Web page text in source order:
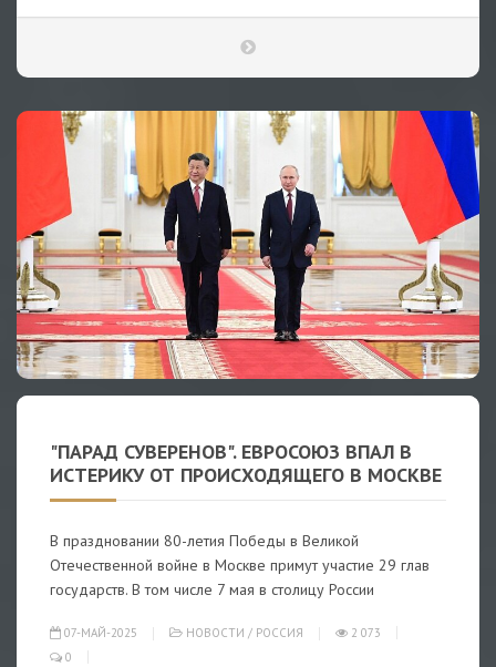
"ПАРАД СУВЕРЕНОВ". ЕВРОСОЮЗ ВПАЛ В
ИСТЕРИКУ ОТ ПРОИСХОДЯЩЕГО В МОСКВЕ
В праздновании 80-летия Победы в Великой
Отечественной войне в Москве примут участие 29 глав
государств. В том числе 7 мая в столицу России
07-МАЙ-2025 НОВОСТИ / РОССИЯ
2 073
0